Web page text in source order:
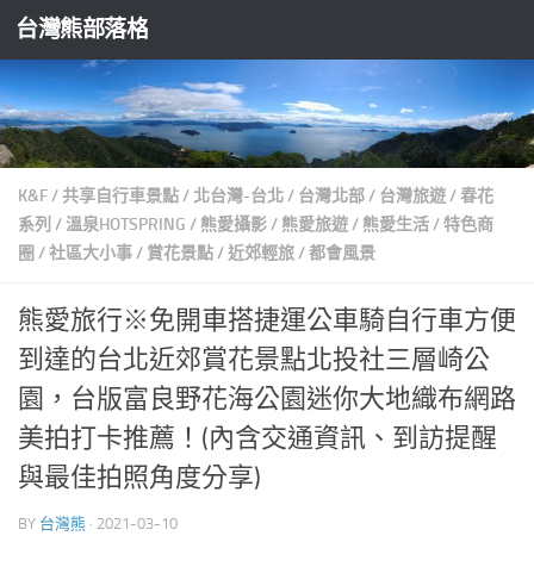
Skip to content
台灣熊部落格
K&F/共享自行車景點/ 北台灣-台北/ 台灣北部/ 台灣旅遊/春花
系列 / 溫泉HOTSPRING / 熊愛攝影/ 熊愛旅遊/ 熊愛生活/特色商
圈 /社區大小事/ 賞花景點/近郊輕旅/都會風景
熊愛旅行※免開車搭捷運公車騎自行車方便
到達的台北近郊賞花景點北投社三層崎公
園，台版富良野花海公園迷你大地織布網路
美拍打卡推薦！(內含交通資訊、到訪提醒
與最佳拍照角度分享)
BY 台灣熊 · 2021-03-10